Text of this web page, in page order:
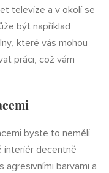
televize a v okolí se
být například
které vás mohou
práci, což vám
byste to neměli
interiér decentně
agresivními barvami a